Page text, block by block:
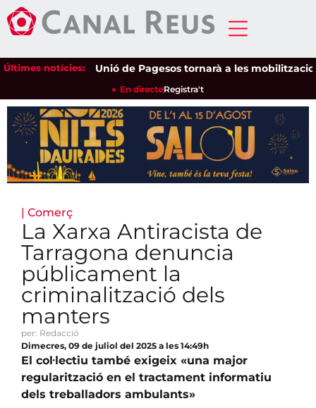
Últimes notícies:Unió de Pagesos tornarà a les mobilitzacions
En directeRegistra't
| Comerç
La Xarxa Antiracista de
Tarragona denuncia
públicament la
criminalització dels
manters
per: Redacció
Dimecres, 09 de juliol del 2025 a les 14:49h
El col·lectiu també exigeix «una major
regularització en el tractament informatiu
dels treballadors ambulants»